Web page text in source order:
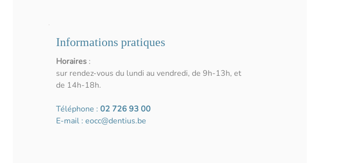
Informations pratiques
Horaires :
sur rendez-vous du lundi au vendredi, de 9h-13h, et
de 14h-18h.
Téléphone :02 726 93 00
E-mail :eocc@dentius.be